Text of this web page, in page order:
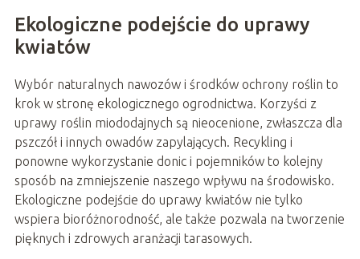
Ekologiczne podejście do uprawy
kwiatów
Wybór naturalnych nawozów i środków ochrony roślin to
krok w stronę ekologicznego ogrodnictwa. Korzyści z
uprawy roślin miododajnych są nieocenione, zwłaszcza dla
pszczół i innych owadów zapylających. Recykling i
ponowne wykorzystanie donic i pojemników to kolejny
sposób na zmniejszenie naszego wpływu na środowisko.
Ekologiczne podejście do uprawy kwiatów nie tylko
wspiera bioróżnorodność, ale także pozwala na tworzenie
pięknych i zdrowych aranżacji tarasowych.